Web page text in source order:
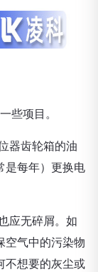
些项目。
器齿轮箱的油
是每年）更换电
应无碎屑。如
空气中的污染物
不想要的灰尘或